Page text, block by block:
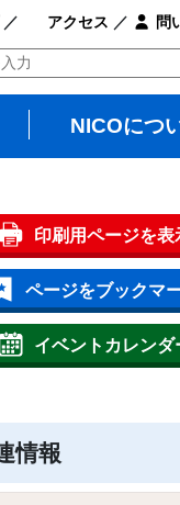
／ アクセス ／ 問
NICOにつ
印刷用ページを表
ページをブックマ
イベントカレンダ
情報